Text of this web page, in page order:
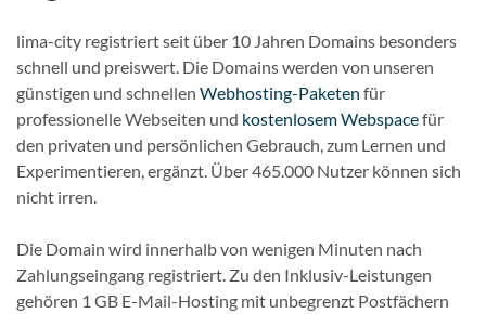
lima-city registriert seit über 10 Jahren Domains besonders
schnell und preiswert. Die Domains werden von unseren
günstigen und schnellen Webhosting-Paketen für
professionelle Webseiten und kostenlosem Webspacefür
den privaten und persönlichen Gebrauch, zum Lernen und
Experimentieren, ergänzt. Über 465.000 Nutzer können sich
nicht irren.
Die Domain wird innerhalb von wenigen Minuten nach
Zahlungseingang registriert. Zu den Inklusiv-Leistungen
gehören 1 GB E-Mail-Hosting mit unbegrenzt Postfächern